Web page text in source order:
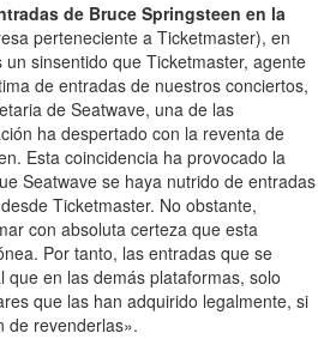
de Bruce Springsteen en la
perteneciente a Ticketmaster), en
sinsentido que Ticketmaster, agente
de entradas de nuestros conciertos,
de Seatwave, una de las
ha despertado con la reventa de
Esta coincidencia ha provocado la
Seatwave se haya nutrido de entradas
Ticketmaster. No obstante,
con absoluta certeza que esta
Por tanto, las entradas que se
que en las demás plataformas, solo
que las han adquirido legalmente, si
de revenderlas».